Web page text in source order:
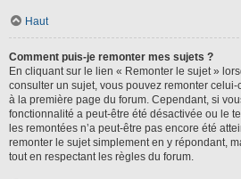
Haut
Comment puis-je remonter mes sujets ?
En cliquant sur le lien « Remonter le sujet »
consulter un sujet, vous pouvez remonter celui-
à la première page du forum. Cependant, si
fonctionnalité a peut-être été désactivée ou le
les remontées n’a peut-être pas encore été
remonter le sujet simplement en y répondant,
tout en respectant les règles du forum.